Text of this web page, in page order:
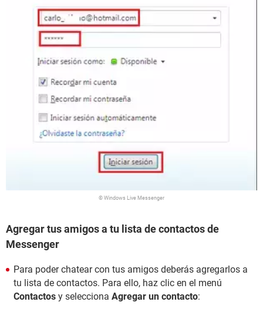
© Windows Live Messenger
Agregar tus amigos a tu lista de contactos de
Messenger
Para poder chatear con tus amigos deberás agregarlos a
tu lista de contactos. Para ello, haz clic en el menú
Contactos y selecciona Agregar un contacto: